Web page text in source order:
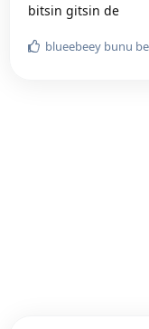
bitsin gitsin de
blueebeey bunu